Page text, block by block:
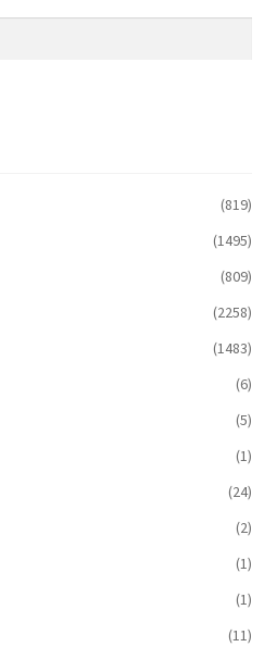
(819)
(1495)
(809)
(2258)
(1483)
(6)
(5)
(1)
(24)
(2)
(1)
(1)
(11)